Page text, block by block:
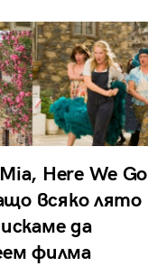
Here We Go
всяко лято
да
филма